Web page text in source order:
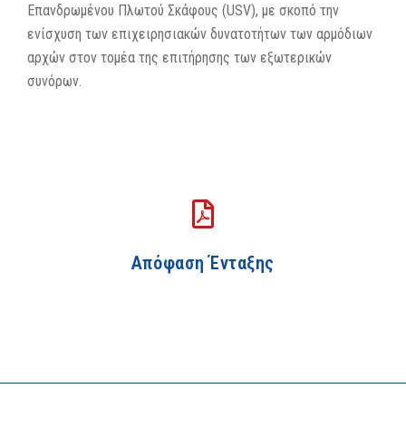
Επανδρωμένου Πλωτού Σκάφους (USV), με σκοπό την
ενίσχυση των επιχειρησιακών δυνατοτήτων των αρμόδιων
αρχών στον τομέα της επιτήρησης των εξωτερικών
συνόρων.
Απόφαση Ένταξης